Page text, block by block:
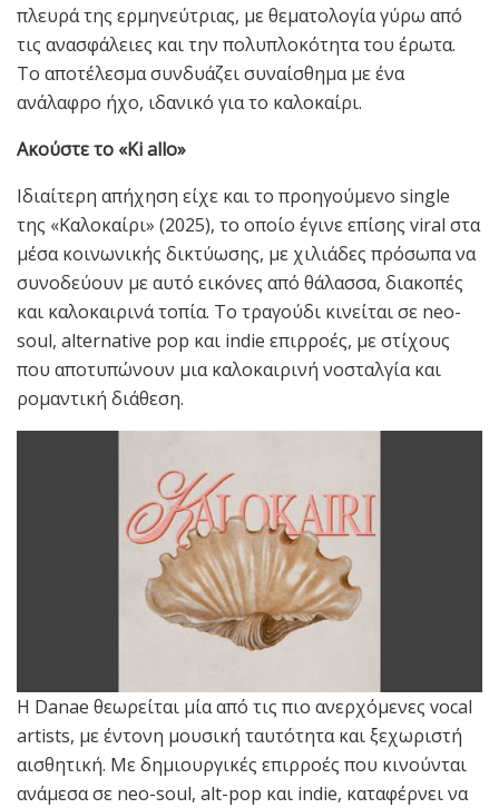
πλευρά της ερμηνεύτριας, με θεματολογία γύρω από
τις ανασφάλειες και την πολυπλοκότητα του έρωτα.
Το αποτέλεσμα συνδυάζει συναίσθημα με ένα
ανάλαφρο ήχο, ιδανικό για το καλοκαίρι.
Ακούστε το «Ki allo»
Ιδιαίτερη απήχηση είχε και το προηγούμενο single
της «Καλοκαίρι» (2025), το οποίο έγινε επίσης viral στα
μέσα κοινωνικής δικτύωσης, με χιλιάδες πρόσωπα να
συνοδεύουν με αυτό εικόνες από θάλασσα, διακοπές
και καλοκαιρινά τοπία. Το τραγούδι κινείται σε neo-
soul, alternative pop και indie επιρροές, με στίχους
που αποτυπώνουν μια καλοκαιρινή νοσταλγία και
ρομαντική διάθεση.
Η Danae θεωρείται μία από τις πιο ανερχόμενες vocal
artists, με έντονη μουσική ταυτότητα και ξεχωριστή
αισθητική. Με δημιουργικές επιρροές που κινούνται
ανάμεσα σε neo-soul, alt-pop και indie, καταφέρνει να